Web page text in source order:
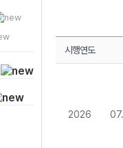
시행연도
2026